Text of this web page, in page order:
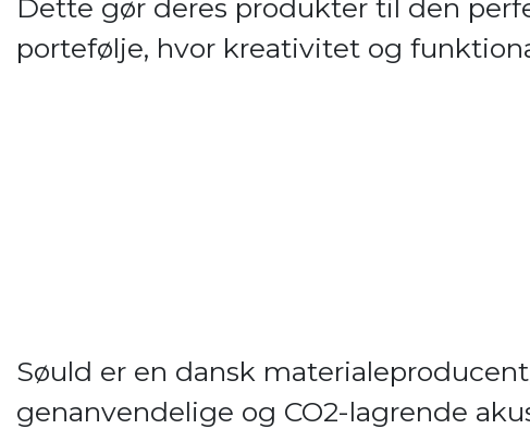
Dette gør deres produkter til den
portefølje, hvor kreativitet og
Søuld er en dansk
genanvendelige og CO2-lagrende